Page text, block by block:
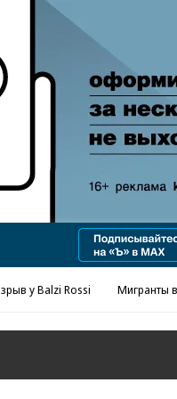
ad
у Balzi Rossi Мигранты